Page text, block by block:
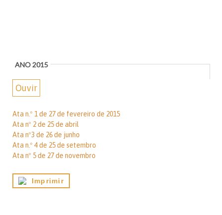
ANO 2015
Ouvir
Ata n.º 1 de 27 de fevereiro de 2015
Ata nº 2 de 25 de abril
Ata nº3 de 26 de junho
Ata n.º 4 de 25 de setembro
Ata nº 5 de 27 de novembro
Imprimir